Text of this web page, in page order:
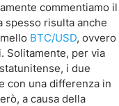
commentiamo il
spesso risulta anche
BTC/USD, ovvero
Solitamente, per via
i due
con una differenza in
a causa della